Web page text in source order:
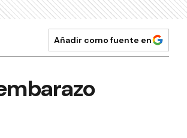
Añadir como fuente en